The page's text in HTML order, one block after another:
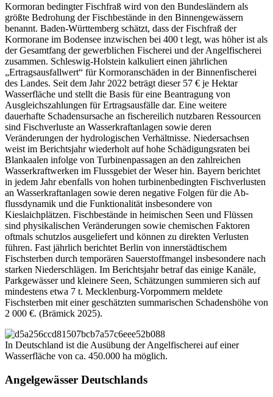
Kormoran bedingter Fischfraß wird von den Bundesländern als
größte Bedrohung der Fischbestände in den Binnengewässern
benannt. Baden-Württemberg schätzt, dass der Fischfraß der
Kormorane im Bodensee inzwischen bei 400 t legt, was höher ist als
der Gesamtfang der gewerblichen Fischerei und der Angelfischerei
zusammen. Schleswig-Holstein kalkuliert einen jährlichen
„Ertragsausfallwert“ für Kormoranschäden in der Binnenfischerei
des Landes. Seit dem Jahr 2022 beträgt dieser 57 € je Hektar
Wasserfläche und stellt die Basis für eine Beantragung von
Ausgleichszahlungen für Ertragsausfälle dar. Eine weitere
dauerhafte Schadensursache an fischereilich nutzbaren Ressourcen
sind Fischverluste an Wasserkraftanlagen sowie deren
Veränderungen der hydrologischen Verhältnisse. Niedersachsen
weist im Berichtsjahr wiederholt auf hohe Schädigungsraten bei
Blankaalen infolge von Turbinenpassagen an den zahlreichen
Wasserkraftwerken im Flussgebiet der Weser hin. Bayern berichtet
in jedem Jahr ebenfalls von hohen turbinenbedingten Fischverlusten
an Wasserkraftanlagen sowie deren negative Folgen für die Ab-
flussdynamik und die Funktionalität insbesondere von
Kieslaichplätzen. Fischbestände in heimischen Seen und Flüssen
sind physikalischen Veränderungen sowie chemischen Faktoren
oftmals schutzlos ausgeliefert und können zu direkten Verlusten
führen. Fast jährlich berichtet Berlin von innerstädtischem
Fischsterben durch temporären Sauerstoffmangel insbesondere nach
starken Niederschlägen. Im Berichtsjahr betraf das einige Kanäle,
Parkgewässer und kleinere Seen, Schätzungen summieren sich auf
mindestens etwa 7 t. Mecklenburg-Vorpommern meldete
Fischsterben mit einer geschätzten summarischen Schadenshöhe von
2 000 €. (Brämick 2025).
In Deutschland ist die Ausübung der Angelfischerei auf einer
Wasserfläche von ca. 450.000 ha möglich.
Angelgewässer Deutschlands